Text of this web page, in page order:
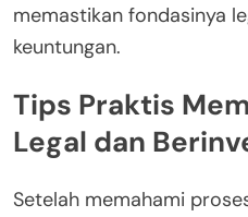
memastikan fondasinya
keuntungan.
Tips Praktis
Legal dan
Setelah memahami